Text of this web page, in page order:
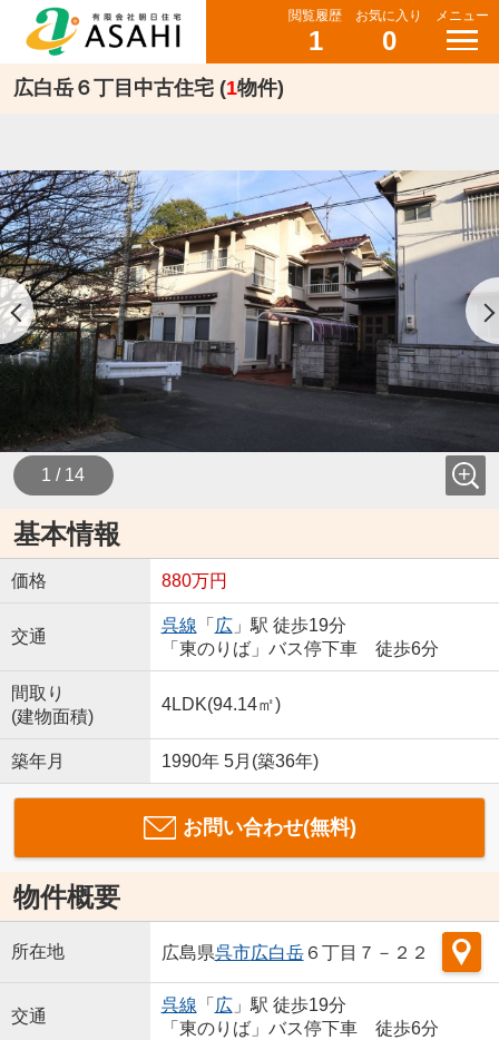
閲覧履歴
1
お気に入り
0
メニュー
広白岳６丁目中古住宅 (1物件)
1 / 14
基本情報
価格 880万円
交通
呉線 「 広」駅 徒歩19分
「東のりば」バス停下車 徒歩6分
間取り
(建物面積)
4LDK(94.14㎡)
築年月 1990年 5月(築36年)
お問い合わせ(無料)
物件概要
所在地 広島県呉市広白岳６丁目７－２２
交通
呉線 「 広」駅 徒歩19分
「東のりば」バス停下車 徒歩6分